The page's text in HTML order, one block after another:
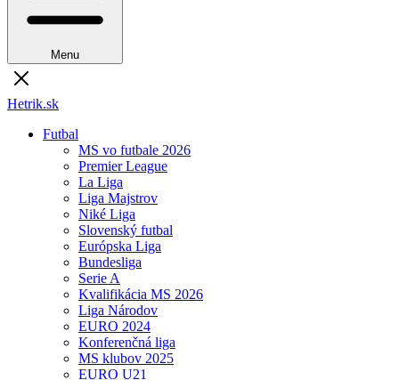
Menu
Hetrik.sk
Futbal
MS vo futbale 2026
Premier League
La Liga
Liga Majstrov
Niké Liga
Slovenský futbal
Európska Liga
Bundesliga
Serie A
Kvalifikácia MS 2026
Liga Národov
EURO 2024
Konferenčná liga
MS klubov 2025
EURO U21